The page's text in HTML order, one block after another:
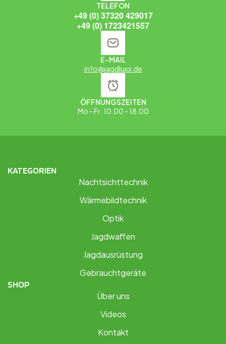
TELEFON
+49 (0) 37320 429017
+49 (0) 1723421557
E-MAIL
info@jagdluxx.de
ÖFFNUNGSZEITEN
Mo - Fr: 10.00 - 18.00
KATEGORIEN
Nachtsichttechnik
Wärmebildtechnik
Optik
Jagdwaffen
Jagdausrüstung
Gebrauchtgeräte
SHOP
Über uns
Videos
Kontakt